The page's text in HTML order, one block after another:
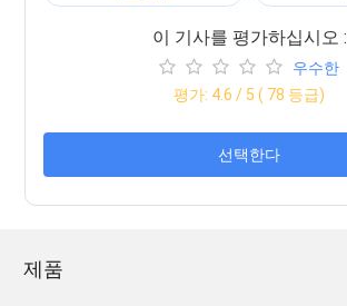
이 기사를 평가하십시오 :
우수한
평가: 4.6 / 5 ( 78 등급)
선택한다
제품